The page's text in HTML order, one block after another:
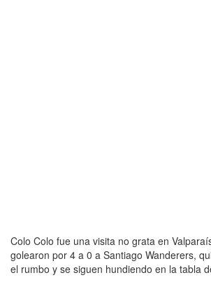
Colo Colo fue una visita no grata en
golearon por 4 a 0 a Santiago Wanderers,
el rumbo y se siguen hundiendo en la tabla